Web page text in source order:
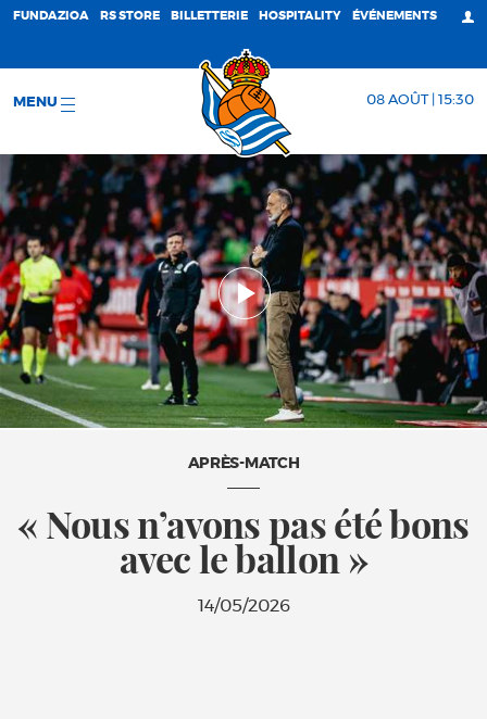
FUNDAZIOA RS STORE BILLETTERIE HOSPITALITY ÉVÉNEMENTS
MENU 08 AOÛT | 15:30
APRÈS-MATCH
« Nous n’avons pas été bons
avec le ballon »
14/05/2026